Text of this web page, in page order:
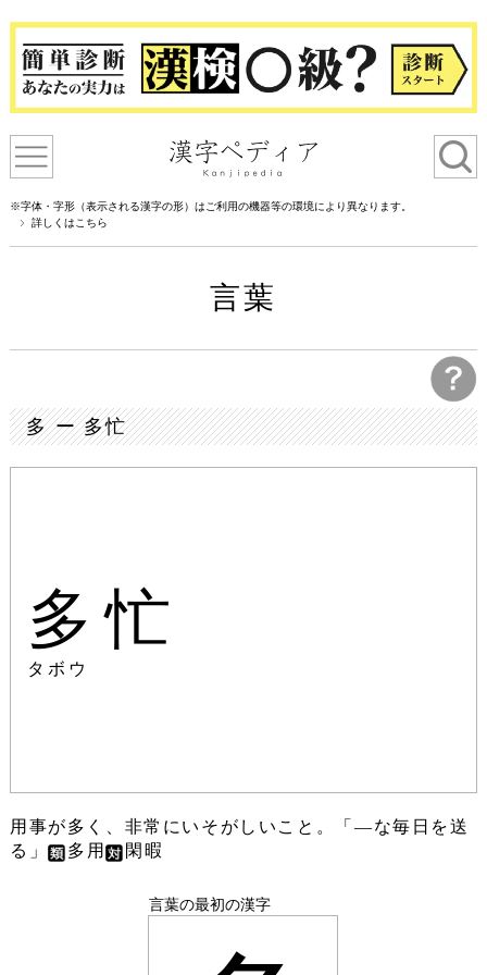
※字体・字形（表示される漢字の形）はご利用の機器等の環境により異なります。
詳しくはこちら
言葉
多 ー 多忙
多忙
タボウ
用事が多く、非常にいそがしいこと。「―な毎日を送
る」
多用 閑暇
言葉の最初の漢字